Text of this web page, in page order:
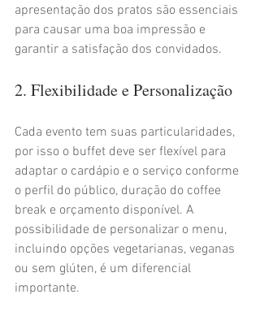
apresentação dos pratos são essenciais
para causar uma boa impressão e
garantir a satisfação dos convidados.
2. Flexibilidade e Personalização
Cada evento tem suas particularidades,
por isso o buffet deve ser flexível para
adaptar o cardápio e o serviço conforme
o perfil do público, duração do coffee
break e orçamento disponível. A
possibilidade de personalizar o menu,
incluindo opções vegetarianas, veganas
ou sem glúten, é um diferencial
importante.